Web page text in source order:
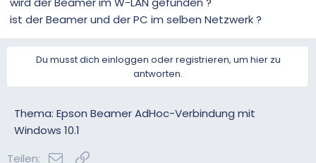
ist der Beamer und der PC im selben Netzwerk ?
Du musst dich einloggen oder registrieren, um hier zu
antworten.
Thema: Epson Beamer AdHoc-Verbindung mit
Windows 10.1
Teilen:
E-Mail